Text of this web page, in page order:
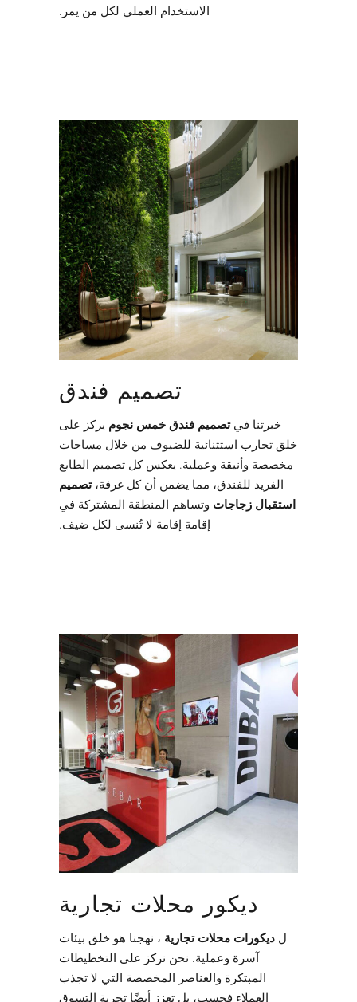
الاستخدام العملي لكل من يمر.
تصميم فندق
خبرتنا فيتصميم فندق خمس نجوم يركز على
خلق تجارب استثنائية للضيوف من خلال مساحات
مخصصة وأنيقة وعملية. يعكس كل تصميم الطابع
الفريد للفندق، مما يضمن أن كل غرفة،تصميم
استقبال زجاجات وتساهم المنطقة المشتركة في
إقامة إقامة لا تُنسى لكل ضيف.
ديكور محلات تجارية
ل ديكورات محلات تجارية ، نهجنا هو خلق بيئات
آسرة وعملية. نحن نركز على التخطيطات
المبتكرة والعناصر المخصصة التي لا تجذب
العملاء فحسب، بل تعزز أيضًا تجربة التسوق